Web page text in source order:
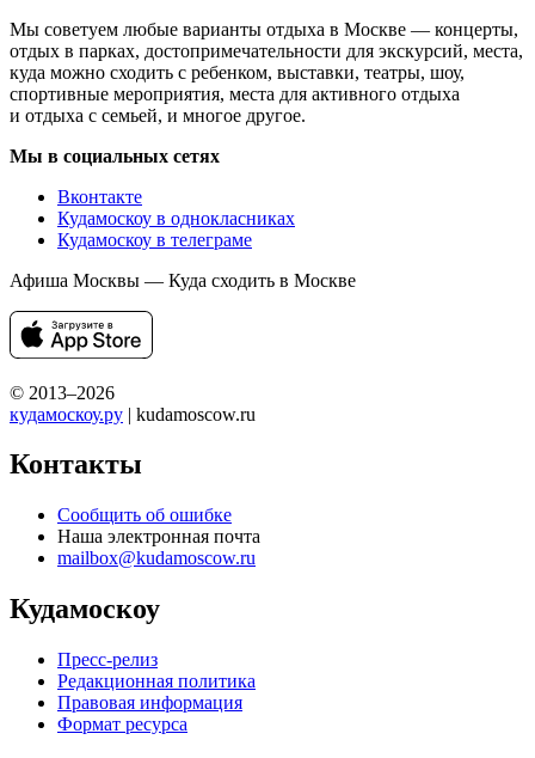
Мы советуем любые варианты отдыха в Москве — концерты,
отдых в парках, достопримечательности для экскурсий, места,
куда можно сходить с ребенком, выставки, театры, шоу,
спортивные мероприятия, места для активного отдыха
и отдыха с семьей, и многое другое.
Мы в социальных сетях
Вконтакте
Кудамоскоу в однокласниках
Кудамоскоу в телеграме
Афиша Москвы — Куда сходить в Москве
© 2013–2026
кудамоскоу.ру | kudamoscow.ru
Контакты
Сообщить об ошибке
Наша электронная почта
mailbox@kudamoscow.ru
Кудамоскоу
Пресс-релиз
Редакционная политика
Правовая информация
Формат ресурса